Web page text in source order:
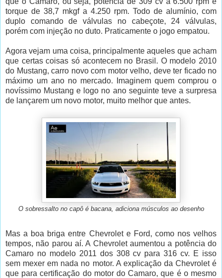
torque de 38,7 mkgf a 4.250 rpm. Todo de alumínio, com
duplo comando de válvulas no cabeçote, 24 válvulas,
porém com injeção no duto. Praticamente o jogo empatou.
Agora vejam uma coisa, principalmente aqueles que acham
que certas coisas só acontecem no Brasil. O modelo 2010
do Mustang, carro novo com motor velho, deve ter ficado no
máximo um ano no mercado. Imaginem quem comprou o
novíssimo Mustang e logo no ano seguinte teve a surpresa
de lançarem um novo motor, muito melhor que antes.
O sobressalto no capô é bacana, adiciona músculos ao desenho
Mas a boa briga entre Chevrolet e Ford, como nos velhos
tempos, não parou aí. A Chevrolet aumentou a potência do
Camaro no modelo 2011 dos 308 cv para 316 cv. E isso
sem mexer em nada no motor. A explicação da Chevrolet é
que para certificação do motor do Camaro, que é o mesmo